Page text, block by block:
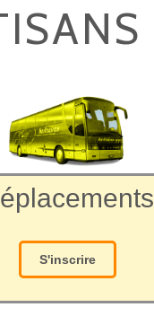
S'inscrire